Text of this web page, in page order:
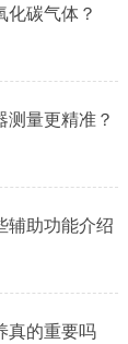
化碳气体？
测量更精准？
辅助功能介绍
真的重要吗